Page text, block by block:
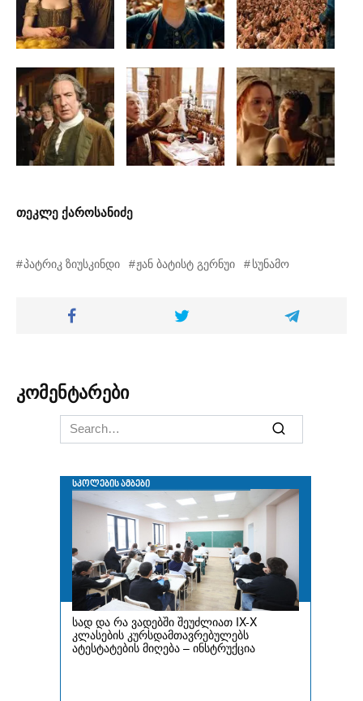
თეკლე ქაროსანიძე
პატრიკ ზიუსკინდი ჟან ბატისტ გერნუი სუნამო
კომენტარები
Search
for: